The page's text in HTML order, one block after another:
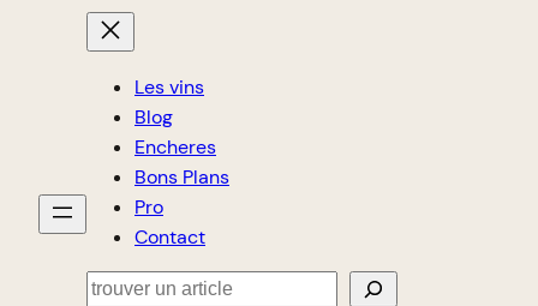
Les vins
Blog
Encheres
Bons Plans
Pro
Contact
Rechercher